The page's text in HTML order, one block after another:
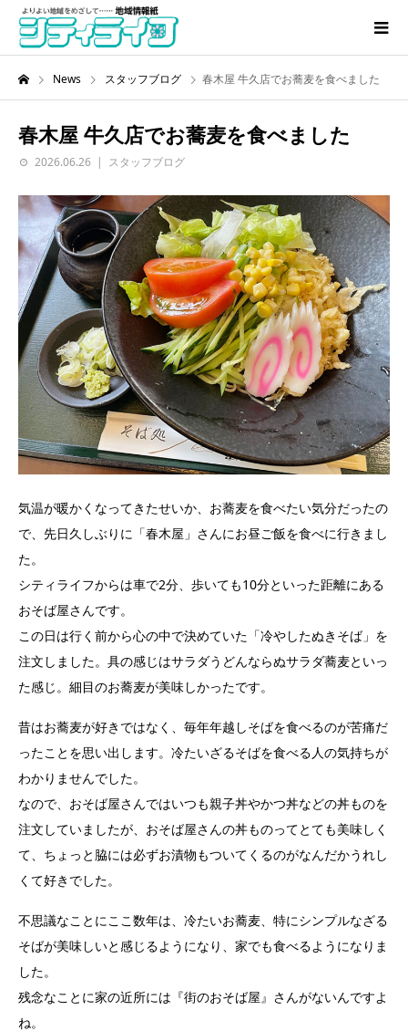
News スタッフブログ 春木屋 牛久店でお蕎麦を食べました
春木屋 牛久店でお蕎麦を食べました
2026.06.26 スタッフブログ
気温が暖かくなってきたせいか、お蕎麦を食べたい気分だったの
で、先日久しぶりに「春木屋」さんにお昼ご飯を食べに行きまし
た。
シティライフからは車で2分、歩いても10分といった距離にある
おそば屋さんです。
この日は行く前から心の中で決めていた「冷やしたぬきそば」を
注文しました。具の感じはサラダうどんならぬサラダ蕎麦といっ
た感じ。細目のお蕎麦が美味しかったです。
昔はお蕎麦が好きではなく、毎年年越しそばを食べるのが苦痛だ
ったことを思い出します。冷たいざるそばを食べる人の気持ちが
わかりませんでした。
なので、おそば屋さんではいつも親子丼やかつ丼などの丼ものを
注文していましたが、おそば屋さんの丼ものってとても美味しく
て、ちょっと脇には必ずお漬物もついてくるのがなんだかうれし
くて好きでした。
不思議なことにここ数年は、冷たいお蕎麦、特にシンプルなざる
そばが美味しいと感じるようになり、家でも食べるようになりま
した。
残念なことに家の近所には『街のおそば屋』さんがないんですよ
ね。